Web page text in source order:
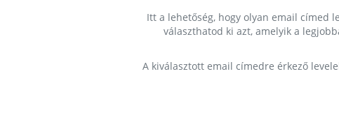
Itt a lehetőség, hogy olyan email címed
választhatod ki azt, amelyik a
A kiválasztott email címedre érkező